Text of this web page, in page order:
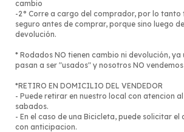
cambio
-2° Corre a cargo del comprador, por lo
seguro antes de comprar, porque sino luego
devolución.
* Rodados NO tienen cambio ni devolución,
pasan a ser "usados" y nosotros NO
*RETIRO EN DOMICILIO DEL VENDEDOR
- Puede retirar en nuestro local con atencion
sabados.
- En el caso de una Bicicleta, puede solicitar
con anticipacion.